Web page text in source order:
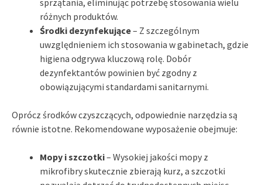
różnych produktów.
Środki dezynfekujące– Z szczególnym
uwzględnieniem ich stosowania w gabinetach, gdzie
higiena odgrywa kluczową rolę. Dobór
dezynfektantów powinien być zgodny z
obowiązującymi standardami sanitarnymi.
Oprócz środków czyszczących, odpowiednie narzędzia są
równie istotne. Rekomendowane wyposażenie obejmuje:
Mopy i szczotki– Wysokiej jakości mopy z
mikrofibry skutecznie zbierają kurz, a szczotki